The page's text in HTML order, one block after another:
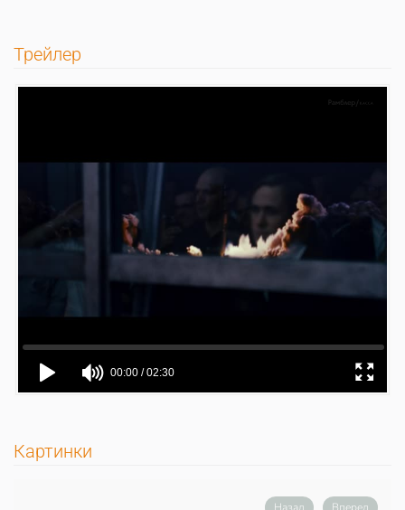
Трейлер
Картинки